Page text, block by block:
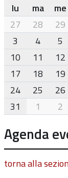
month-
8
lu ma me
27
28 29
3
4 5
10
11 12
17
18 19
24
25 26
31
1 2
Agenda
torna alla